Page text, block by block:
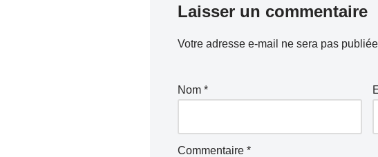
Laisser un commentaire
Votre adresse e-mail ne sera pas
Nom *
Commentaire *